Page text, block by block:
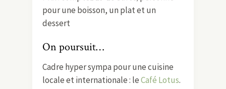
pour une boisson, un plat et un
dessert
On poursuit…
Cadre hyper sympa pour une cuisine
locale et internationale : leCafé Lotus.